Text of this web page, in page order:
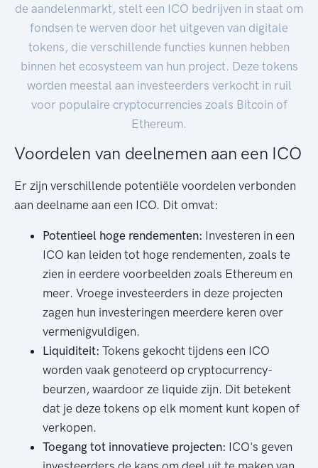
de aandelenmarkt, stelt een ICO bedrijven in staat om
fondsen te werven door het uitgeven van digitale
tokens, die verschillende functies kunnen hebben
binnen het ecosysteem van hun project. Deze tokens
worden meestal aan investeerders verkocht in ruil
voor populaire cryptocurrencies zoals Bitcoin of
Ethereum.
Voordelen van deelnemen aan een ICO
Er zijn verschillende potentiële voordelen verbonden
aan deelname aan een ICO. Dit omvat:
Potentieel hoge rendementen: Investeren in een
ICO kan leiden tot hoge rendementen, zoals te
zien in eerdere voorbeelden zoals Ethereum en
meer. Vroege investeerders in deze projecten
zagen hun investeringen meerdere keren over
vermenigvuldigen.
Liquiditeit: Tokens gekocht tijdens een ICO
worden vaak genoteerd op cryptocurrency-
beurzen, waardoor ze liquide zijn. Dit betekent
dat je deze tokens op elk moment kunt kopen of
verkopen.
Toegang tot innovatieve projecten: ICO's geven